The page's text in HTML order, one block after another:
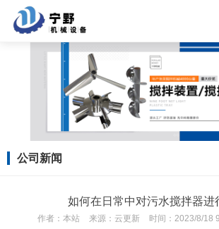
公司新闻
如何在日常中对污水搅拌器进
作者： 本站 来源： 云更新 时间： 2023/8/18